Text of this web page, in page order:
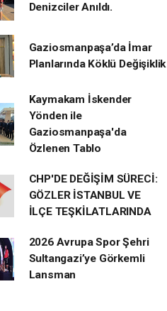
Denizciler Anıldı.
Gaziosmanpaşa’da İmar
Planlarında Köklü Değişiklik
Kaymakam İskender
Yönden ile
Gaziosmanpaşa'da
Özlenen Tablo
CHP'DE DEĞİŞİM SÜRECİ:
GÖZLER İSTANBUL VE
İLÇE TEŞKİLATLARINDA
2026 Avrupa Spor Şehri
Sultangazi’ye Görkemli
Lansman